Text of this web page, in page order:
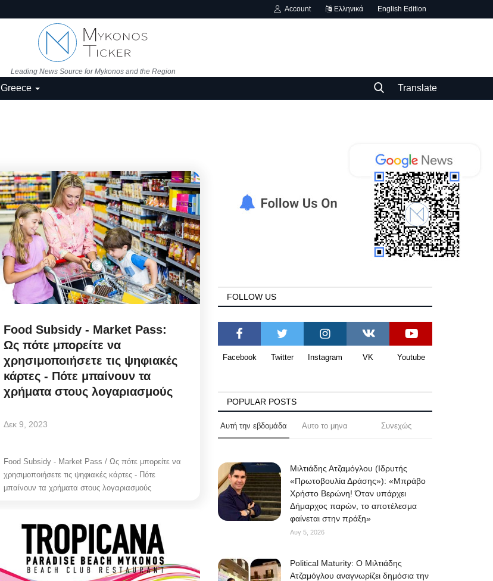
Account Ελληνικά English Edition
Leading News Source for Mykonos and the Region
Greece Translate
Food Subsidy - Market Pass:
Ως πότε μπορείτε να
χρησιμοποιήσετε τις ψηφιακές
κάρτες - Πότε μπαίνουν τα
χρήματα στους λογαριασμούς
Δεκ 9, 2023
Food Subsidy - Market Pass / Ως πότε μπορείτε να
χρησιμοποιήσετε τις ψηφιακές κάρτες - Πότε
μπαίνουν τα χρήματα στους λογαριασμούς
FOLLOW US
Facebook Twitter Instagram VK Youtube
POPULAR POSTS
Αυτή την εβδομάδα Αυτο το μηνα Συνεχώς
Μιλτιάδης Ατζαμόγλου (Ιδρυτής
«Πρωτοβουλία Δράσης»): «Μπράβο
Χρήστο Βερώνη! Όταν υπάρχει
Δήμαρχος παρών, το αποτέλεσμα
φαίνεται στην πράξη»
Αυγ 5, 2026
Political Maturity: Ο Μιλτιάδης
Ατζαμόγλου αναγνωρίζει δημόσια την